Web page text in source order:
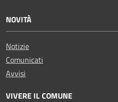
NOVITÀ
Notizie
Comunicati
Avvisi
VIVERE IL COMUNE